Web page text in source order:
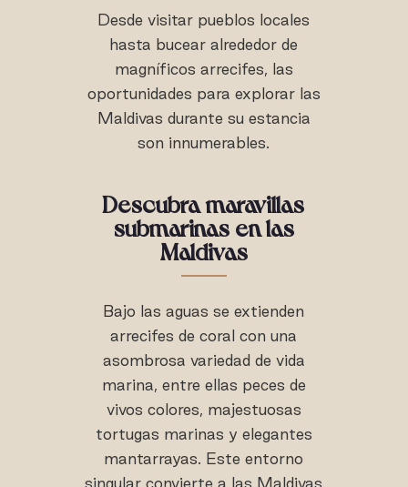
Desde visitar pueblos locales
hasta bucear alrededor de
magníficos arrecifes, las
oportunidades para explorar las
Maldivas durante su estancia
son innumerables.
Descubra maravillas
submarinas en las
Maldivas
Bajo las aguas se extienden
arrecifes de coral con una
asombrosa variedad de vida
marina, entre ellas peces de
vivos colores, majestuosas
tortugas marinas y elegantes
mantarrayas. Este entorno
singular convierte a las Maldivas